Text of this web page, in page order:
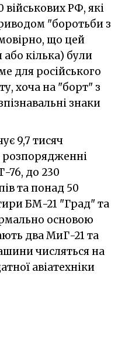
військових РФ, які
"боротьби з
що цей
кілька) були
для російського
хоча на "борт" з
знаки
9,7 тисяч
розпорядженні
76, до 230
та понад 50
БМ-21 "Град" та
основою
два МиГ-21 та
числяться на
авіатехніки